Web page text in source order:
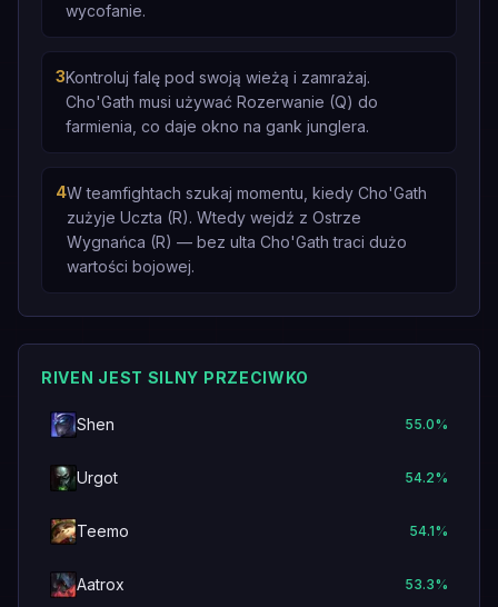
wycofanie.
3Kontroluj falę pod swoją wieżą i zamrażaj.
Cho'Gath musi używać Rozerwanie (Q) do
farmienia, co daje okno na gank junglera.
4W teamfightach szukaj momentu, kiedy Cho'Gath
zużyje Uczta (R). Wtedy wejdź z Ostrze
Wygnańca (R) — bez ulta Cho'Gath traci dużo
wartości bojowej.
RIVEN JEST SILNY PRZECIWKO
Shen 55.0%
Urgot 54.2%
Teemo 54.1%
Aatrox 53.3%